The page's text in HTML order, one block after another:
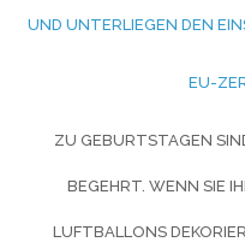
D UNTERLIEGEN DEN
-
ZU GEBURTSTAGEN
EGEHRT. WENN SIE
UFTBALLONS